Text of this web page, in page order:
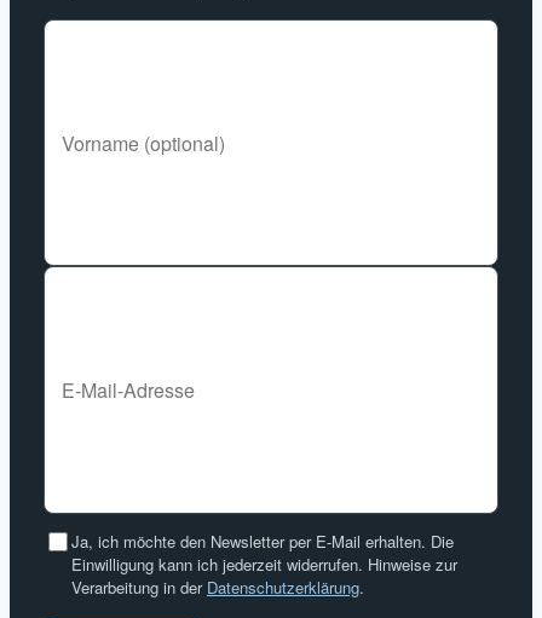
Ja, ich möchte den Newsletter per E-Mail erhalten. Die
Einwilligung kann ich jederzeit widerrufen. Hinweise zur
Verarbeitung in der Datenschutzerklärung.